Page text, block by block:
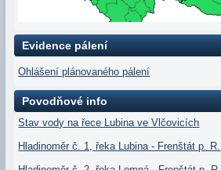
Evidence pálení
Ohlášení plánovaného pálení
Povodňové info
Stav vody na řece Lubina ve Vlčovicích
Hladinoměr č. 1, řeka Lubina - Frenštát p. R.